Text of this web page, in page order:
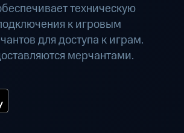
техническую
к игровым
для доступа к играм.
мерчантами.